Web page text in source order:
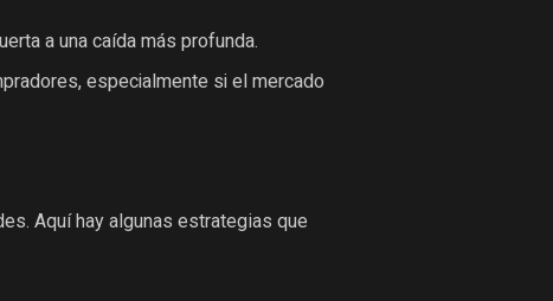
a una caída más profunda.
especialmente si el mercado
Aquí hay algunas estrategias que